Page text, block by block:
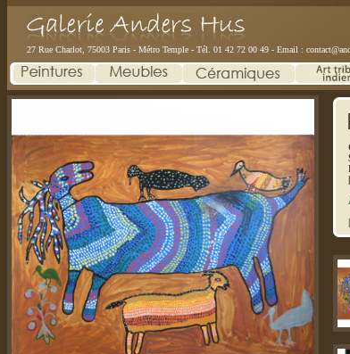
27 Rue Charlot, 75003 Paris - Métro Temple - Tél. 01 42 72 00 49 - Email :
|